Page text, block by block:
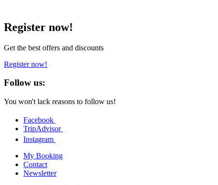
Register now!
Get the best offers and discounts
Register now!
Follow us:
You won't lack reasons to follow us!
Facebook
TripAdvisor
Instagram
My Booking
Contact
Newsletter